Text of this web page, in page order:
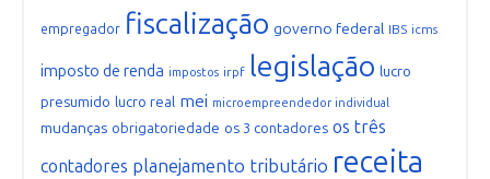
empregador fiscalização governo federal IBS icms
imposto de renda impostos irpf legislação lucro
presumido lucro real mei microempreendedor individual
mudanças obrigatoriedade os 3 contadores os três
contadores planejamento tributário receita